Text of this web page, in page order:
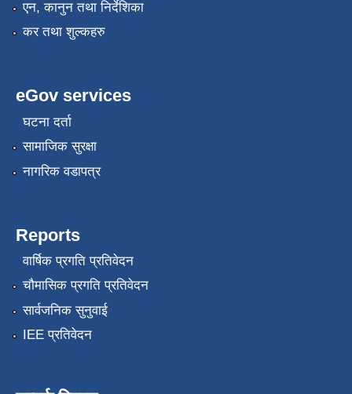
एन, कानुन तथा निर्देशिका
कर तथा शुल्कहरु
eGov services
घटना दर्ता
सामाजिक सुरक्षा
नागरिक वडापत्र
Reports
वार्षिक प्रगति प्रतिवेदन
चौमासिक प्रगति प्रतिवेदन
सार्वजनिक सुनुवाई
IEE प्रतिवेदन